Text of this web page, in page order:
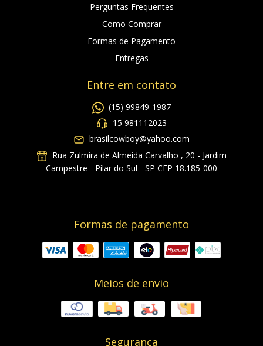
Perguntas Frequentes
Como Comprar
Formas de Pagamento
Entregas
Entre em contato
(15) 99849-1987
15 981112023
brasilcowboy@yahoo.com
Rua Zulmira de Almeida Carvalho , 20 - Jardim
Campestre - Pilar do Sul - SP CEP 18.185-000
Formas de pagamento
Meios de envio
Segurança